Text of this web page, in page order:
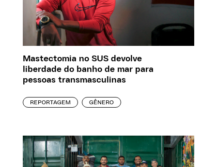
Mastectomia no SUS devolve
liberdade do banho de mar para
pessoas transmasculinas
REPORTAGEM GÊNERO